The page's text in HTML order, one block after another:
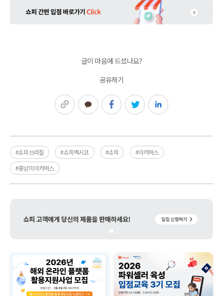
글이 마음에 드셨나요?
공유하기
링크복사카카오톡페이스북트위터링크드인
#쇼피브라질 #쇼피멕시코 #쇼피
#이커머스
#중남미이커머스